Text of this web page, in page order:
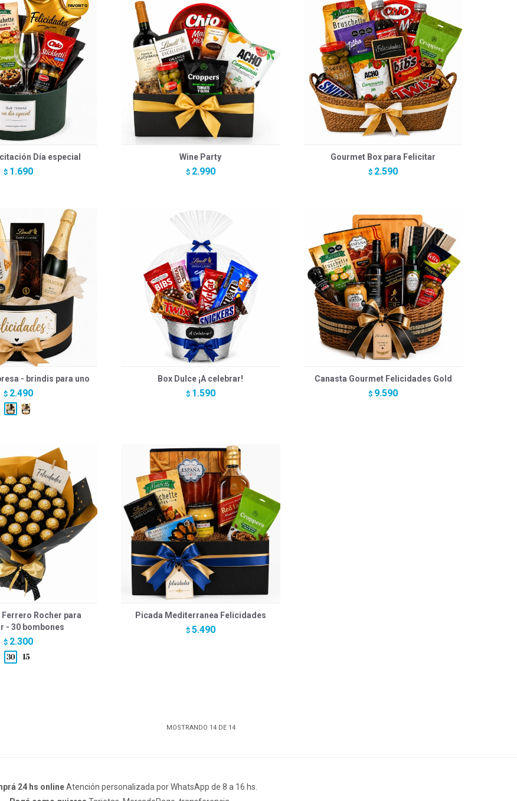
Día especial
$ 1.690
Wine Party
$ 2.990
Gourmet Box para Felicitar
$ 2.590
- brindis para uno
$ 2.490
Box Dulce ¡A celebrar!
$ 1.590
Canasta Gourmet Felicidades Gold
$ 9.590
Ferrero Rocher para
- 30 bombones
$ 2.300
Picada Mediterranea Felicidades
$ 5.490
MOSTRANDO 14DE 14
24 hs onlineAtención personalizada por WhatsApp de 8 a 16 hs.